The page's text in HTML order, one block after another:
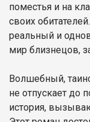
поместья и на
своих
реальный и
мир близнецов,
Волшебный,
не отпускает до
история,